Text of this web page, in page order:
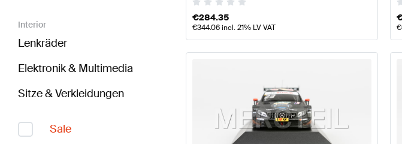
Interior
Lenkräder
Elektronik & Multimedia
Sitze & Verkleidungen
Sale
€284.35
€344.06incl. 21% LV VAT €